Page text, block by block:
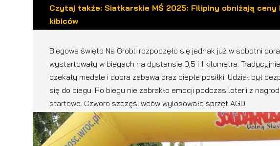
Czytaj także: Siatkarskie MŚ 2025: Filipiny obniżają
kibiców
Biegowe święto Na Grobli rozpoczęło się jednak już w sobotni
wystartowały w biegach na dystansie 0,5 i 1 kilometra.
czekały medale i dobra zabawa oraz ciepłe posiłki. Udział był
się do biegu. Po biegu nie zabrakło emocji podczas loterii z
startowe. Czworo szczęśliwców wylosowało sprzęt AGD.